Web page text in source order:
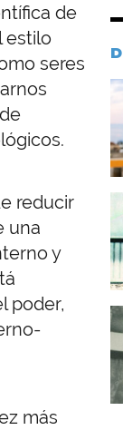
de
estilo
seres
reducir
una
y
poder,
más